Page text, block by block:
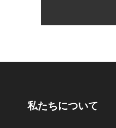
私たちについて